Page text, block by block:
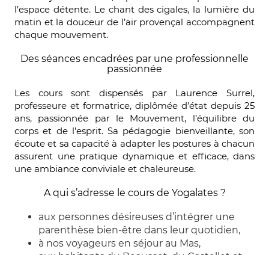
l’espace détente. Le chant des cigales, la lumière du
matin et la douceur de l’air provençal accompagnent
chaque mouvement.
Des séances encadrées par une professionnelle
passionnée
Les cours sont dispensés par Laurence Surrel,
professeure et formatrice, diplômée d’état depuis 25
ans, passionnée par le Mouvement, l’équilibre du
corps et de l’esprit. Sa pédagogie bienveillante, son
écoute et sa capacité à adapter les postures à chacun
assurent une pratique dynamique et efficace, dans
une ambiance conviviale et chaleureuse.
A qui s’adresse le cours de Yogalates ?
aux personnes désireuses d’intégrer une
parenthèse bien-être dans leur quotidien,
à nos voyageurs en séjour au Mas,